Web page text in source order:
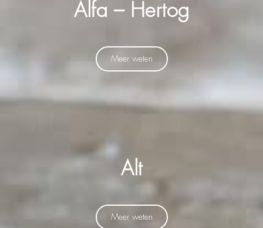
Alfa – Hertog
Meer weten
Alt
Meer weten